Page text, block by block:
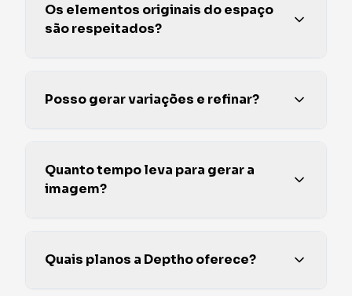
Os elementos originais do espaço
são respeitados?
Posso gerar variações e refinar?
Quanto tempo leva para gerar a
imagem?
Quais planos a Deptho oferece?